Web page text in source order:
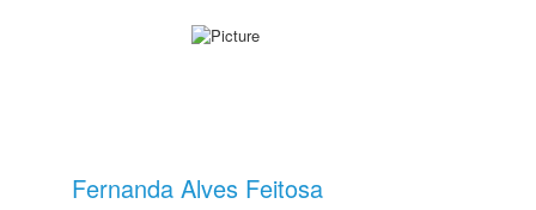
Fernanda Alves Feitosa